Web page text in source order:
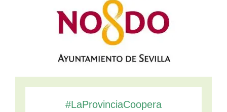
#LaProvinciaCoopera